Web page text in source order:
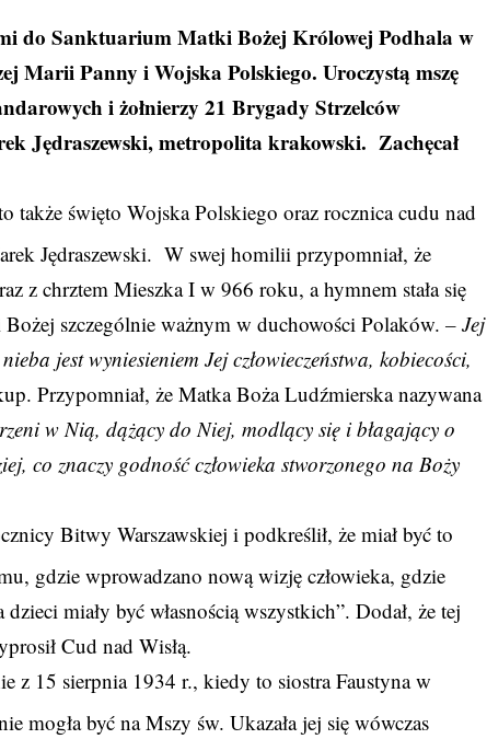
do Sanktuarium Matki Bożej Królowej Podhala w
Marii Panny i Wojska Polskiego.Uroczystą mszę
i żołnierzy 21 Brygady Strzelców
Jędraszewski, metropolita krakowski. Zachęcał
święto Wojska Polskiego oraz rocznica cudu nad
Jędraszewski. W swej homilii przypomniał, że
z chrztem Mieszka I w 966 roku, a hymnem stała się
szczególnie ważnym w duchowości Polaków.– Jej
jest wyniesieniem Jej człowieczeństwa, kobiecości,
Przypomniał, że Matka Boża Ludźmierska nazywana
w Nią, dążący do Niej, modlący się i błagający o
co znaczy godność człowieka stworzonego na Boży
Bitwy Warszawskiej i podkreślił, że miał być to
gdzie wprowadzano nową wizję człowieka, gdzie
miały być własnością wszystkich”. Dodał, że tej
Cud nad Wisłą.
z 15 sierpnia 1934 r., kiedy to siostra Faustyna w
mogła być na Mszy św. Ukazała jej się wówczas